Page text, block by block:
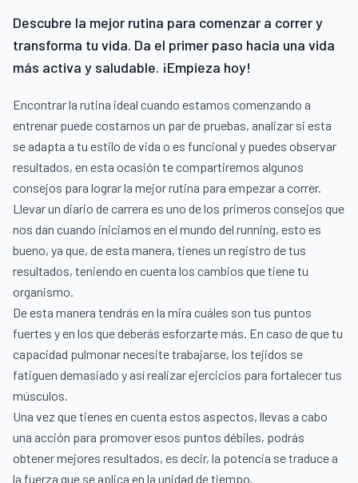
Descubre la mejor rutina para comenzar a correr y
transforma tu vida. Da el primer paso hacia una vida
más activa y saludable. ¡Empieza hoy!
Encontrar la rutina ideal cuando estamos comenzando a
entrenar puede costarnos un par de pruebas, analizar si esta
se adapta a tu estilo de vida o es funcional y puedes observar
resultados, en esta ocasión te compartiremos algunos
consejos para lograr la mejor rutina para empezar a correr.
Llevar un diario de carrera es uno de los primeros consejos que
nos dan cuando iniciamos en el mundo del running, esto es
bueno, ya que, de esta manera, tienes un registro de tus
resultados, teniendo en cuenta los cambios que tiene tu
organismo.
De esta manera tendrás en la mira cuáles son tus puntos
fuertes y en los que deberás esforzarte más. En caso de que tu
capacidad pulmonar necesite trabajarse, los tejidos se
fatiguen demasiado y así realizar ejercicios para fortalecer tus
músculos.
Una vez que tienes en cuenta estos aspectos, llevas a cabo
una acción para promover esos puntos débiles, podrás
obtener mejores resultados, es decir, la potencia se traduce a
la fuerza que se aplica en la unidad de tiempo.